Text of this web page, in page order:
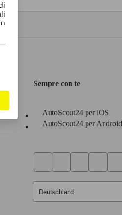
Sempre con te
AutoScout24 per iOS
AutoScout24 per Android